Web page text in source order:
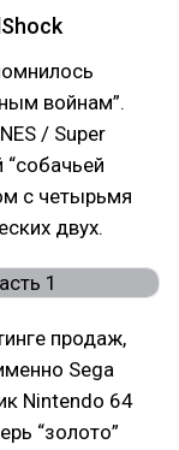
войнам”.
/ Super
с четырьмя
двух.
продаж,
Sega
Nintendo 64
“золото”